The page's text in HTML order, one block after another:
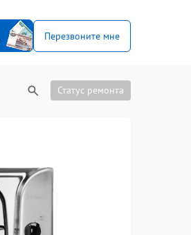
Перезвоните мне
Статус ремонта